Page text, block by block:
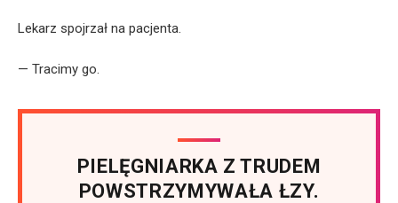
Lekarz spojrzał na pacjenta.
— Tracimy go.
PIELĘGNIARKA Z TRUDEM
POWSTRZYMYWAŁA ŁZY.